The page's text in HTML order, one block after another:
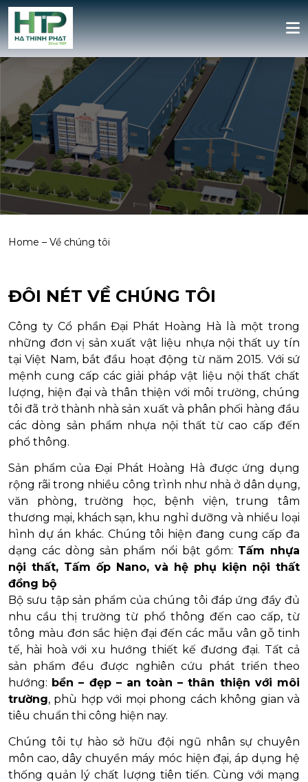
Home – Về chúng tôi
ĐÔI NÉT VỀ CHÚNG TÔI
Công ty Cổ phần Đại Phát Hoàng Hà là một trong
những đơn vị sản xuất vật liệu nhựa nội thất uy tín
tại Việt Nam, bắt đầu hoạt động từ năm 2015. Với sứ
mệnh cung cấp các giải pháp vật liệu nội thất chất
lượng, hiện đại và thân thiện với môi trường, chúng
tôi đã trở thành nhà sản xuất và phân phối hàng đầu
các dòng sản phẩm nhựa nội thất từ cao cấp đến
phổ thông.
Sản phẩm của Đại Phát Hoàng Hà được ứng dụng
rộng rãi trong nhiều công trình như nhà ở dân dụng,
văn phòng, trường học, bệnh viện, trung tâm
thương mại, khách sạn, khu nghỉ dưỡng và nhiều loại
hình dự án khác. Chúng tôi hiện đang cung cấp đa
dạng các dòng sản phẩm nổi bật gồm: Tấm nhựa
nội thất, Tấm ốp Nano, và hệ phụ kiện nội thất
đồng bộ
Bộ sưu tập sản phẩm của chúng tôi đáp ứng đầy đủ
nhu cầu thị trường từ phổ thông đến cao cấp, từ
tông màu đơn sắc hiện đại đến các mẫu vân gỗ tinh
tế, hài hoà với xu hướng thiết kế đương đại. Tất cả
sản phẩm đều được nghiên cứu phát triển theo
hướng: bền – đẹp – an toàn – thân thiện với môi
trường, phù hợp với mọi phong cách không gian và
tiêu chuẩn thi công hiện nay.
Chúng tôi tự hào sở hữu đội ngũ nhân sự chuyên
môn cao, dây chuyền máy móc hiện đại, áp dụng hệ
thống quản lý chất lượng tiên tiến. Cùng với mạng